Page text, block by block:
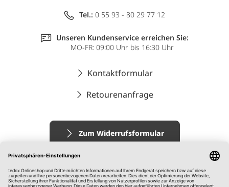
Tel.: 0 55 93 - 80 29 77 12
Unseren Kundenservice erreichen Sie:
MO-FR: 09:00 Uhr bis 16:30 Uhr
Kontaktformular
Retourenanfrage
Zum Widerrufsformular
Impressum